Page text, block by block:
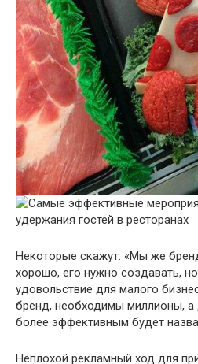
Некоторые скажут: «Мы же
хорошо, его нужно создавать,
удовольствие для малого
бренд, необходимы миллионы, а
более эффективным будет
Неплохой рекламный ход для